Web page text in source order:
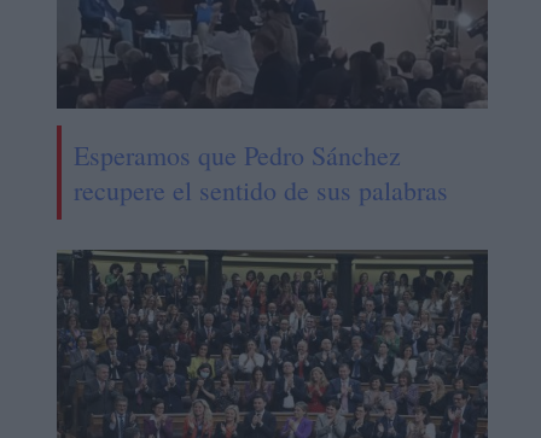
Esperamos que Pedro Sánchez
recupere el sentido de sus palabras